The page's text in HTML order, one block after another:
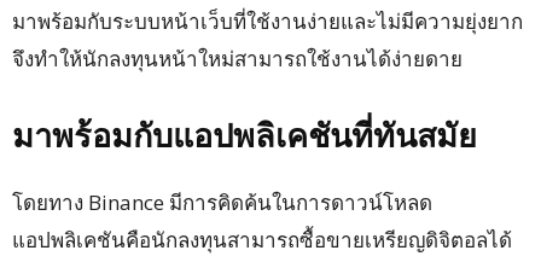
มาพร้อมกับระบบหน้าเว็บที่ใช้งานง่ายและไม่มีความยุ่งยาก
จึงทำให้นักลงทุนหน้าใหม่สามารถใช้งานได้ง่ายดาย
มาพร้อมกับแอปพลิเคชันที่ทันสมัย
โดยทาง Binance มีการคิดค้นในการดาวน์โหลด
แอปพลิเคชันคือนักลงทุนสามารถซื้อขายเหรียญดิจิตอลได้